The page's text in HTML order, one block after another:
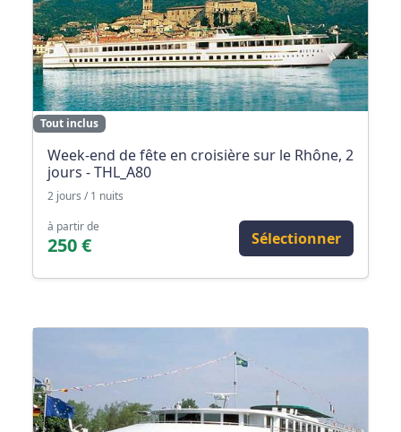
Tout inclus
Week-end de fête en croisière sur le Rhône, 2
jours - THL_A80
2 jours / 1 nuits
à partir de
250 € Sélectionner